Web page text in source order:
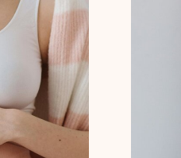
la pré-
travers